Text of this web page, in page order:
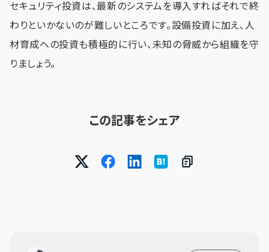
セキュリティ投資は、最新のシステムを導入すればそれで終
わりといかないのが難しいところです。設備投資に加え、人
材育成への投資も積極的に行い、未知の脅威から組織を守
りましょう。
この記事をシェア